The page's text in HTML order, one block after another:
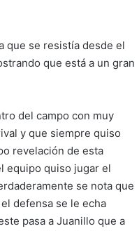
que se resistía desde el
que está a un gran
del campo con muy
y que siempre quiso
revelación de esta
equipo quiso jugar el
se nota que
defensa se le echa
pasa a Juanillo que a